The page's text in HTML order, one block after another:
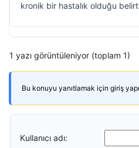
kronik bir hastalık olduğu
1 yazı görüntüleniyor (toplam 1)
Bu konuyu yanıtlamak için giriş
Kullanıcı adı: